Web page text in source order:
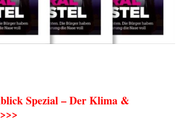
Spezial – Der Klima &